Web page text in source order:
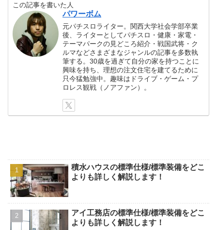
この記事を書いた人
パワーボム
元パチスロライター。関西大学社会学部卒業
後、ライターとしてパチスロ・健康・家電・
テーマパークの見どころ紹介・戦国武将・ク
ルマなどさまざまなジャンルの記事を多数執
筆する。30歳を過ぎて自分の家を持つことに
興味を持ち、理想の注文住宅を建てるために
只今猛勉強中。趣味はドライブ・ゲーム・プ
ロレス観戦（ノアファン）。
積水ハウスの標準仕様/標準装備をどこ
よりも詳しく解説します！
アイ工務店の標準仕様/標準装備をどこ
よりも詳しく解説します！